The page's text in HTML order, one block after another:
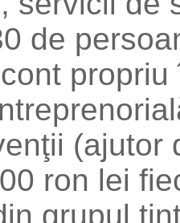
de
(ajutor
ron lei
grupul